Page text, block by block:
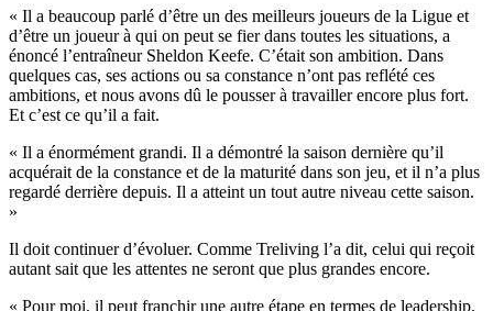
« Il a beaucoup parlé d’être un des meilleurs joueurs de la Ligue et
d’être un joueur à qui on peut se fier dans toutes les situations, a
énoncé l’entraîneur Sheldon Keefe. C’était son ambition. Dans
quelques cas, ses actions ou sa constance n’ont pas reflété ces
ambitions, et nous avons dû le pousser à travailler encore plus fort.
Et c’est ce qu’il a fait.
« Il a énormément grandi. Il a démontré la saison dernière qu’il
acquérait de la constance et de la maturité dans son jeu, et il n’a plus
regardé derrière depuis. Il a atteint un tout autre niveau cette saison.
»
Il doit continuer d’évoluer. Comme Treliving l’a dit, celui qui reçoit
autant sait que les attentes ne seront que plus grandes encore.
« Pour moi, il peut franchir une autre étape en termes de leadership,